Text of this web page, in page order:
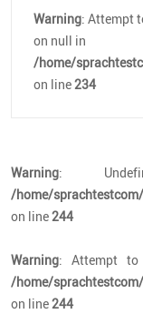
Warning: Attempt
on null in
/home/
on line234
Warning:
/home/
on line244
Warning: Attempt to
/home/
on line244